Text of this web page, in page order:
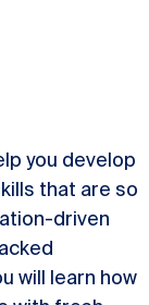
you develop
that are so
driven
will learn how